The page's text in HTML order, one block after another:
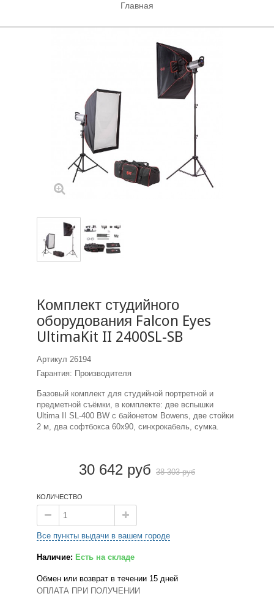
Главная
Комплект студийного
оборудования Falcon Eyes
UltimaKit II 2400SL-SB
Артикул 26194
Гарантия: Производителя
Базовый комплект для студийной портретной и
предметной съёмки, в комплекте: две вспышки
Ultima II SL-400 BW c байонетом Bowens, две стойки
2 м, два софтбокса 60х90, синхрокабель, сумка.
30 642 руб 38 303 руб
КОЛИЧЕСТВО
Все пункты выдачи в вашем городе
Наличие: Есть на складе
Обмен или возврат в течении 15 дней
ОПЛАТА ПРИ ПОЛУЧЕНИИ